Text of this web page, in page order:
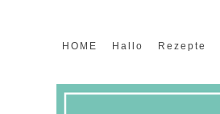
HOME Hallo Rezepte